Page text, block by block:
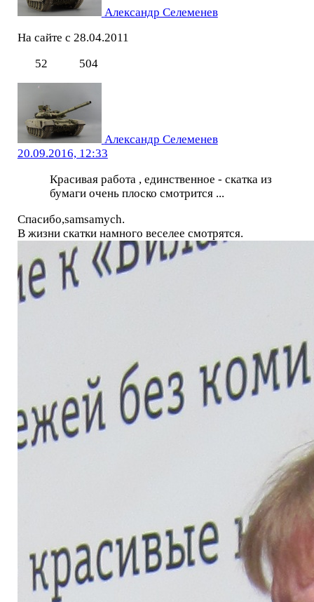
Александр Селеменев
На сайте с 28.04.2011
52
504
Александр Селеменев
20.09.2016, 12:33
Красивая работа , единственное - скатка из
бумаги очень плоско смотрится ...
Спасибо,samsamych.
В жизни скатки намного веселее смотрятся.